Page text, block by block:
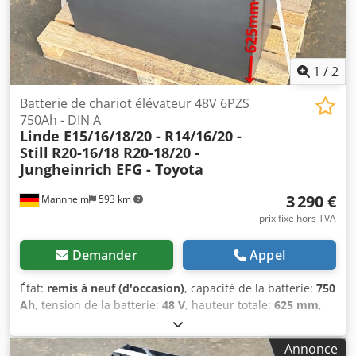
1 /2
Mannheim 593 km
Batterie de chariot élévateur 48V 6PZS
750Ah - DIN A
Linde E15/16/18/20 - R14/16/20 -
Still R20-16/18 R20-18/20 -
Jungheinrich EFG - Toyota
3 290 €
prix fixe hors TVA
Demander Appel
État: remis à neuf (d'occasion), capacité de la batterie: 750
Ah, tension de la batterie: 48 V, hauteur totale: 625 mm,
, largeur totale:
de chariot élévateur testée pour votre chariot - 48V 6PZS
Annonce